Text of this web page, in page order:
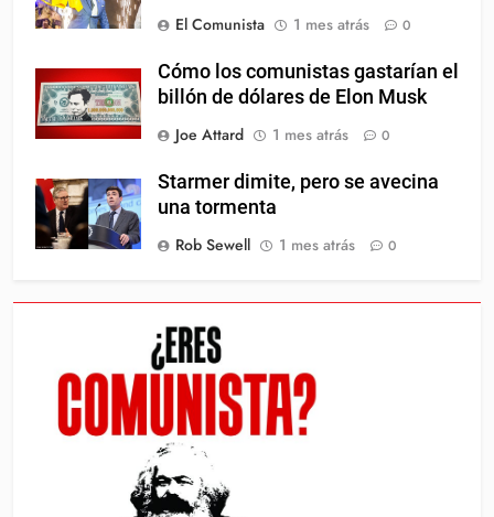
El Comunista
1 mes atrás 0
Cómo los comunistas gastarían el
billón de dólares de Elon Musk
Joe Attard
1 mes atrás 0
Starmer dimite, pero se avecina
una tormenta
Rob Sewell
1 mes atrás 0